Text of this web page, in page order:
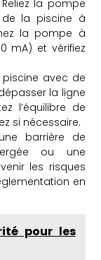
Reliez la pompe
la piscine à
la pompe à
mA) et vérifiez
piscine avec de
la ligne
l’équilibre de
si nécessaire.
barrière de
ou une
les risques
en
pour les